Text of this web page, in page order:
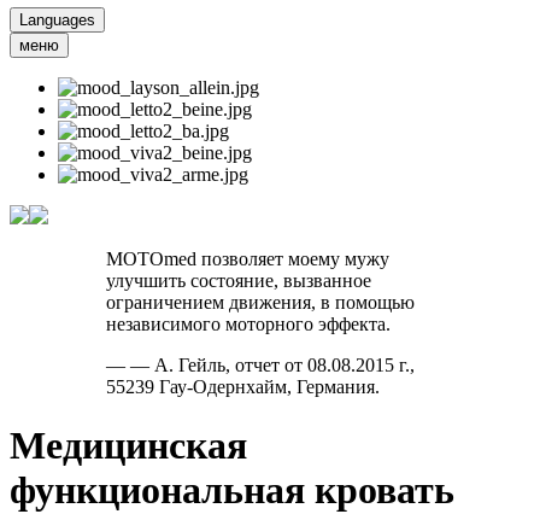
Languages
меню
MOTOmed позволяет моему мужу
улучшить состояние, вызванное
ограничением движения, в помощью
независимого моторного эффекта.
— — А. Гейль, отчет от 08.08.2015 г.,
55239 Гау-Одернхайм, Германия.
Медицинская
функциональная кровать